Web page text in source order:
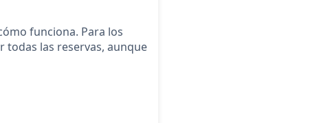
funciona. Para los
todas las reservas, aunque